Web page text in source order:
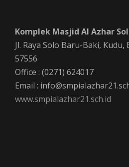
Komplek Masjid Al Azhar
Jl. Raya Solo Baru-Baki,
57556
Office : (0271) 624017
Email :
www.smpialazhar21.sch.id